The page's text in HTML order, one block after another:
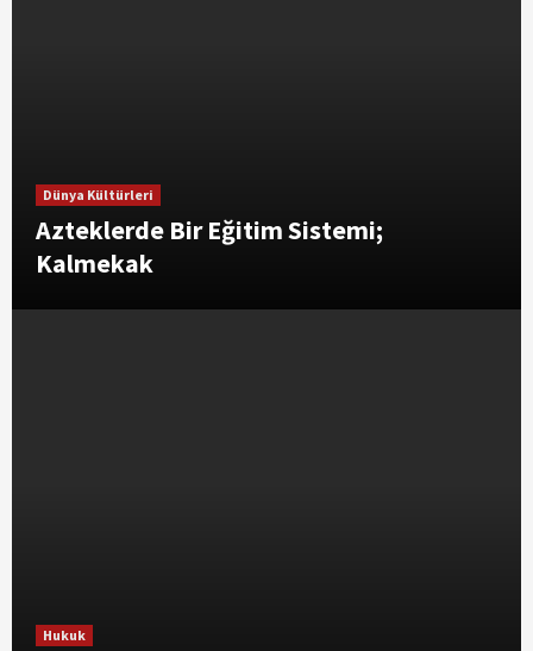
Dünya Kültürleri
Azteklerde Bir Eğitim Sistemi;
Kalmekak
Hukuk